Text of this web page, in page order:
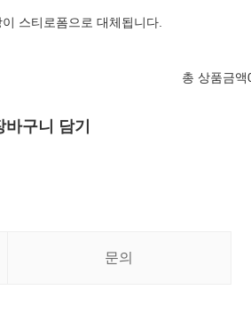
스티로폼으로 대체됩니다.
총 상품금액
바구니 담기
문의